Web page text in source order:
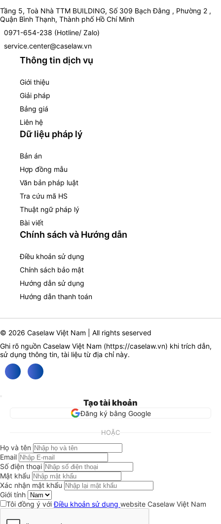
Tầng 5, Toà Nhà TTM BUILDING, Số 309 Bạch Đằng , Phường 2 ,
Quận Bình Thạnh, Thành phố Hồ Chí Minh
0971-654-238 (Hotline/ Zalo)
service.center@caselaw.vn
Thông tin dịch vụ
Giới thiệu
Giải pháp
Bảng giá
Liên hệ
Dữ liệu pháp lý
Bản án
Hợp đồng mẫu
Văn bản pháp luật
Tra cứu mã HS
Thuật ngữ pháp lý
Bài viết
Chính sách và Hướng dẫn
Điều khoản sử dụng
Chính sách bảo mật
Hướng dẫn sử dụng
Hướng dẫn thanh toán
© 2026 Caselaw Việt Nam | All rights seserved
Ghi rõ nguồn Caselaw Việt Nam (https://caselaw.vn) khi trích dẫn,
sử dụng thông tin, tài liệu từ địa chỉ này.
Tạo tài khoản
Đăng ký bằng Google
HOẶC
Họ và tên
Email
Số điện thoại
Mật khẩu
Xác nhận mật khẩu
Giới tính
Tôi đồng ý vớiĐiều khoản sử dụng website Caselaw Việt Nam